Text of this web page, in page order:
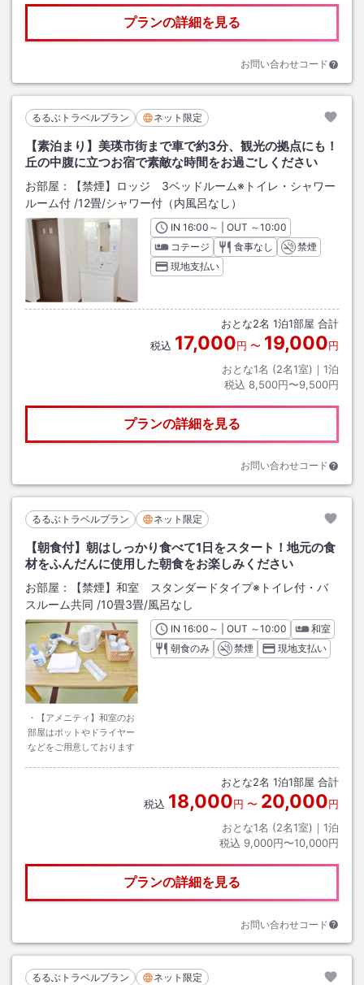
プランの詳細を見る
お問い合わせコード
るるぶトラベルプラン ネット限定
【素泊まり】美瑛市街まで車で約3分、観光の拠点にも！
丘の中腹に立つお宿で素敵な時間をお過ごしください
お部屋：
【禁煙】ロッジ 3ベッドルーム※トイレ・シャワー
ルーム付 /12畳/シャワー付（内風呂なし）
INチェックイン
16:00 ～ | OUT チェックアウト
～10:00
コテージ
食事なし
禁煙
現地支払い
おとな2名 1泊1部屋 合計
税込 17,000円 〜 19,000円
おとな1名 (2名1室)｜ 1泊
税込 8,500円〜9,500円
プランの詳細を見る
お問い合わせコード
るるぶトラベルプラン ネット限定
【朝食付】朝はしっかり食べて1日をスタート！地元の食
材をふんだんに使用した朝食をお楽しみください
お部屋：
【禁煙】和室 スタンダードタイプ※トイレ付・バ
スルーム共同 /10畳3畳/風呂なし
・【アメニティ】和室のお
部屋はポットやドライヤー
などをご用意しております
INチェックイン
16:00 ～ | OUT チェックアウト
～10:00
和室
朝食のみ
禁煙 現地支払い
おとな2名 1泊1部屋 合計
税込 18,000円 〜 20,000円
おとな1名 (2名1室)｜ 1泊
税込 9,000円〜10,000円
プランの詳細を見る
お問い合わせコード
るるぶトラベルプラン ネット限定